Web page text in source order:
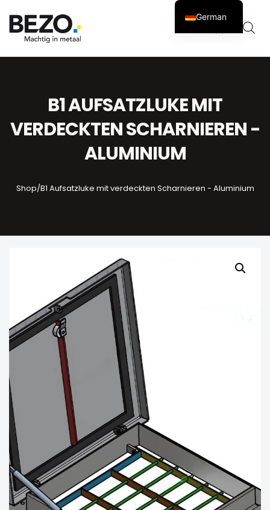
0
B1 AUFSATZLUKE MIT
VERDECKTEN SCHARNIEREN -
ALUMINIUM
Shop/B1 Aufsatzluke mit verdeckten Scharnieren - Aluminium
German